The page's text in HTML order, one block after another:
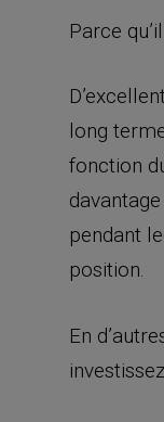
Parce
long
fonction
pendant
position.
En